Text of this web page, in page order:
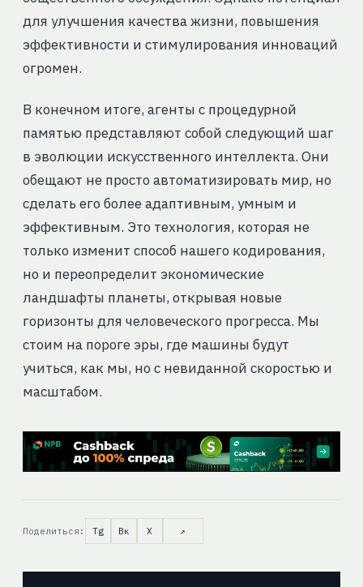
для улучшения качества жизни, повышения
эффективности и стимулирования инноваций
огромен.
В конечном итоге, агенты с процедурной
памятью представляют собой следующий шаг
в эволюции искусственного интеллекта. Они
обещают не просто автоматизировать мир, но
сделать его более адаптивным, умным и
эффективным. Это технология, которая не
только изменит способ нашего кодирования,
но и переопределит экономические
ландшафты планеты, открывая новые
горизонты для человеческого прогресса. Мы
стоим на пороге эры, где машины будут
учиться, как мы, но с невиданной скоростью и
масштабом.
Поделиться: Tg Вк X ↗